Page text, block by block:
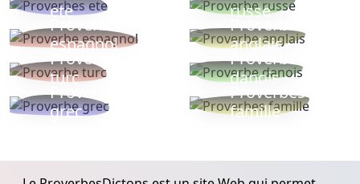
ete
russe
Proverbe
espagnol
Proverbe
anglais
Proverbe
turc
Proverbe
danois
Proverbe
grec
Proverbes
famille